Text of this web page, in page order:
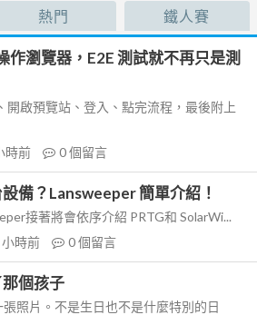
熱門 鐵人賽
瀏覽器，E2E 測試就不再只是測
開啟預覽站、登入、點完流程，最後附上
時前 0個留言
備？Lansweeper 簡單介紹！
接著將會依序介紹 PRTG和 SolarWi...
小時前 0個留言
個孩子
照片。不是生日也不是什麼特別的日